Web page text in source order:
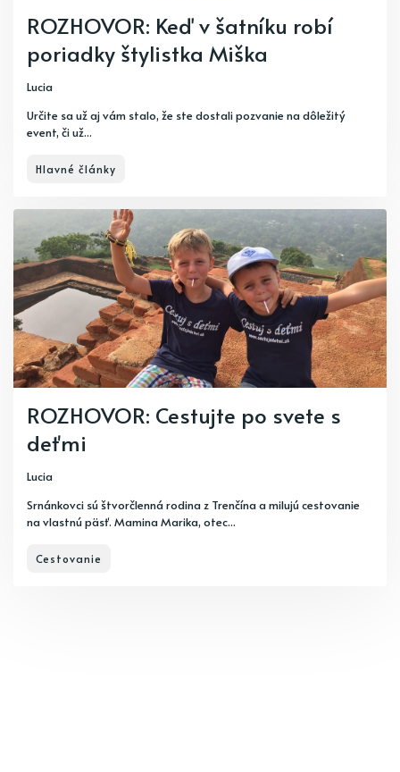
ROZHOVOR: Keď v šatníku robí
poriadky štylistka Miška
Lucia
Určite sa už aj vám stalo, že ste dostali pozvanie na dôležitý
event, či už...
Hlavné články
ROZHOVOR: Cestujte po svete s
deťmi
Lucia
Srnánkovci sú štvorčlenná rodina z Trenčína a milujú cestovanie
na vlastnú päsť. Mamina Marika, otec...
Cestovanie